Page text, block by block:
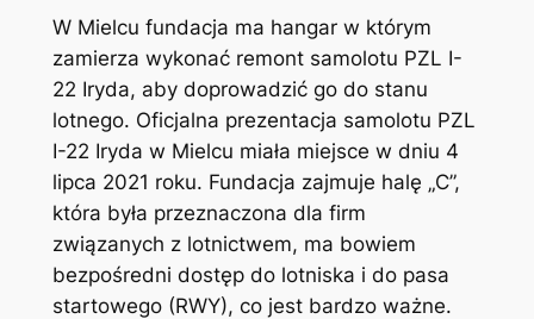
W Mielcu fundacja ma hangar w którym
zamierza wykonać remont samolotu PZL I-
22 Iryda, aby doprowadzić go do stanu
lotnego. Oficjalna prezentacja samolotu PZL
I-22 Iryda w Mielcu miała miejsce w dniu 4
lipca 2021 roku. Fundacja zajmuje halę „C”,
która była przeznaczona dla firm
związanych z lotnictwem, ma bowiem
bezpośredni dostęp do lotniska i do pasa
startowego (RWY), co jest bardzo ważne.